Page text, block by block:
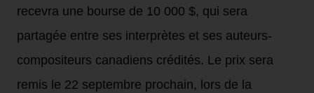
recevra une bourse de 10 000 $, qui sera
partagée entre ses interprètes et ses auteurs-
compositeurs canadiens crédités. Le prix sera
remis le 22 septembre prochain, lors de la